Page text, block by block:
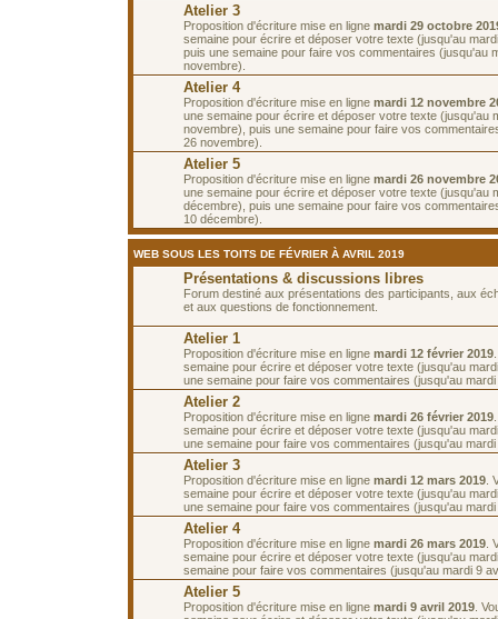
Atelier 3
Proposition d'écriture mise en ligne mardi 29 octobre
semaine pour écrire et déposer votre texte (jusqu'au
puis une semaine pour faire vos commentaires (jusqu'au
novembre).
Atelier 4
Proposition d'écriture mise en ligne mardi 12 novembre
une semaine pour écrire et déposer votre texte (jusqu'au
novembre), puis une semaine pour faire vos
26 novembre).
Atelier 5
Proposition d'écriture mise en ligne mardi 26 novembre
une semaine pour écrire et déposer votre texte (jusqu'au
décembre), puis une semaine pour faire vos
10 décembre).
WEB SOUS LES TOITS DE FÉVRIER À AVRIL 2019
Présentations & discussions libres
Forum destiné aux présentations des participants, aux
et aux questions de fonctionnement.
Atelier 1
Proposition d'écriture mise en ligne mardi 12 février 2019
semaine pour écrire et déposer votre texte (jusqu'au
une semaine pour faire vos commentaires (jusqu'au
Atelier 2
Proposition d'écriture mise en ligne mardi 26 février 2019
semaine pour écrire et déposer votre texte (jusqu'au
une semaine pour faire vos commentaires (jusqu'au
Atelier 3
Proposition d'écriture mise en ligne mardi 12 mars 2019 .
semaine pour écrire et déposer votre texte (jusqu'au
une semaine pour faire vos commentaires (jusqu'au
Atelier 4
Proposition d'écriture mise en ligne mardi 26 mars 2019 .
semaine pour écrire et déposer votre texte (jusqu'au
semaine pour faire vos commentaires (jusqu'au mardi 9
Atelier 5
Proposition d'écriture mise en ligne mardi 9 avril 2019 .